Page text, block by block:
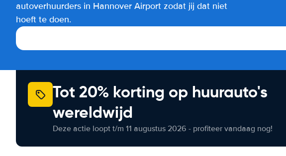
autoverhuurders in Hannover Airport zodat jij dat niet
hoeft te doen.
Tot 20% korting op huurauto's
wereldwijd
Deze actie loopt t/m 11 augustus 2026 - profiteer vandaag nog!